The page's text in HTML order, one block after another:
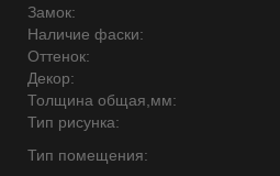
Замок:
Наличие фаски:
Оттенок:
Декор:
Толщина общая,мм:
Тип рисунка:
Тип помещения: